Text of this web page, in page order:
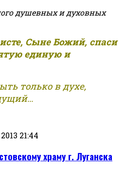
душевных и духовных
Сыне Божий, спаси
единую и
только в духе,
21:44
храму г. Луганска